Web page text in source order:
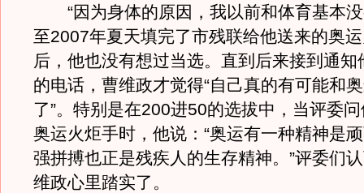
“因为身体的原因，我以前和体育基本没
至2007年夏天填完了市残联给他送来的奥
后，他也没有想过当选。直到后来接到通知
的电话，曹维政才觉得“自己真的有可能和
了”。特别是在200进50的选拔中，当评委
奥运火炬手时，他说：“奥运有一种精神是
强拼搏也正是残疾人的生存精神。”评委们
维政心里踏实了。